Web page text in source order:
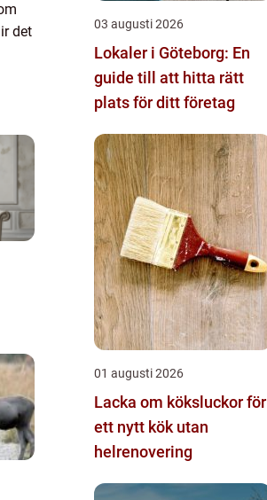
det
03 augusti 2026
Lokaler i Göteborg: En
guide till att hitta rätt
plats för ditt företag
01 augusti 2026
Lacka om köksluckor för
ett nytt kök utan
helrenovering